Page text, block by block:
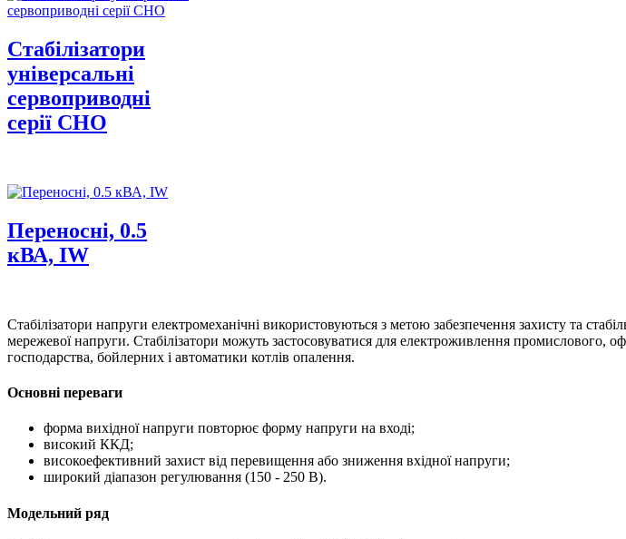
Стабілізатори
універсальні
сервоприводні
серії СНО
Переносні, 0.5
кВА, IW
Стабілізатори напруги електромеханічні використовуються з метою забезпечення захисту та
мережевої напруги. Стабілізатори можуть застосовуватися для електроживлення промислового,
господарства, бойлерних і автоматики котлів опалення.
Основні переваги
форма вихідної напруги повторює форму напруги на вході;
високий ККД;
високоефективний захист від перевищення або зниження вхідної напруги;
широкий діапазон регулювання (150 - 250 В).
Модельний ряд